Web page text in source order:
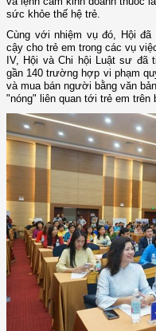
sức khỏe thế hệ trẻ.
Cùng với nhiệm vụ đó, Hội
cậy cho trẻ em trong các vụ
IV, Hội và Chi hội Luật sư đã
gần 140 trường hợp vi phạm
và mua bán người bằng văn
"nóng" liên quan tới trẻ em trên